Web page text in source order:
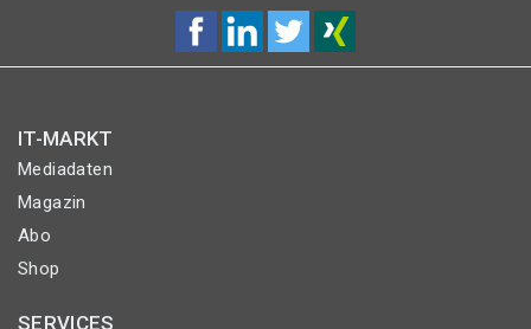
IT-MARKT
Mediadaten
Magazin
Abo
Shop
SERVICES